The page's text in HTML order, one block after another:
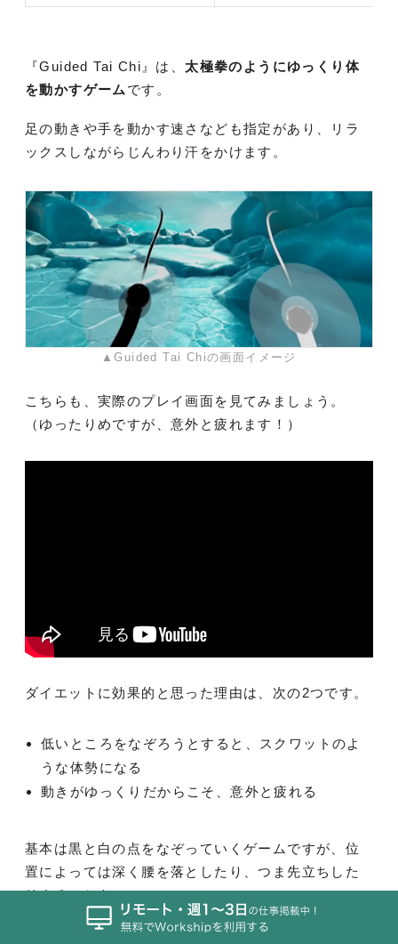
『Guided Tai Chi』は、 太極拳のようにゆっくり体
を動かすゲーム です。
足の動きや手を動かす速さなども指定があり、リラ
ックスしながらじんわり汗をかけます。
▲Guided Tai Chiの画面イメージ
こちらも、実際のプレイ画面を見てみましょう。
（ゆったりめですが、意外と疲れます！）
ダイエットに効果的と思った理由は、次の2つです。
低いところをなぞろうとすると、スクワットのよ
うな体勢になる
動きがゆっくりだからこそ、意外と疲れる
基本は黒と白の点をなぞっていくゲームですが、位
置によっては深く腰を落としたり、つま先立ちした
リすることも。
体の動きを止めずに3分程度動き続けるため、ゆっく